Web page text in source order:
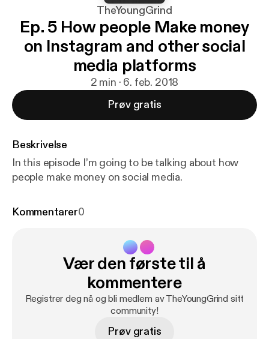
TheYoungGrind
Ep. 5 How people Make money
on Instagram and other social
media platforms
2 min · 6. feb. 2018
Prøv gratis
Beskrivelse
In this episode I’m going to be talking about how
people make money on social media.
Kommentarer0
Vær den første til å
kommentere
Registrer deg nå og bli medlem av TheYoungGrind sitt
community!
Prøv gratis